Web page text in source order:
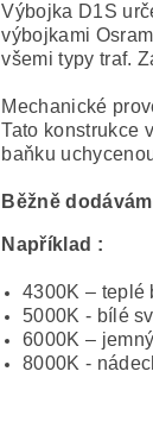
Výbojka D1S
výbojkami
všemi typy traf.
Mechanické
Tato konstrukce
baňku
Běžně
Například :
4300K – teplé
5000K - bílé
6000K –
8000K -